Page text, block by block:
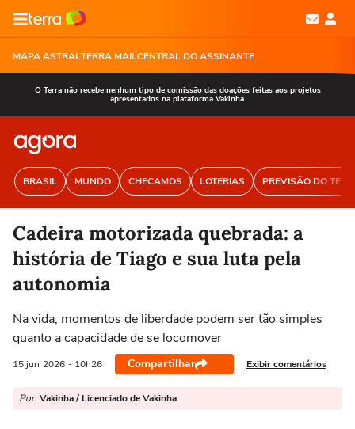
MAPA ASTRALTERRA MAILCENTRAL DO ASSINANTE
O Terra não recebe nenhum tipo de comissão das doações feitas aos projetos
apresentados na plataforma Vakinha.
BRASIL MUNDO CHECAMOS LOTERIAS PREVISÃO DO
Cadeira motorizada quebrada: a
história de Tiago e sua luta pela
autonomia
Na vida, momentos de liberdade podem ser tão simples
quanto a capacidade de se locomover
15 jun 2026 - 10h26 Compartilhar Exibir comentários
Por: Vakinha / Licenciado de Vakinha